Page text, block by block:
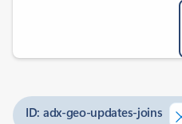
ID: adx-geo-updates-joins